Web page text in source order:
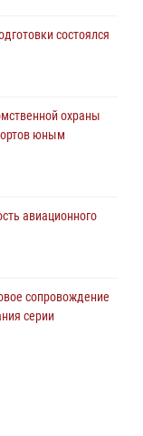
состоялся
охраны
юным
авиационного
сопровождение
серии